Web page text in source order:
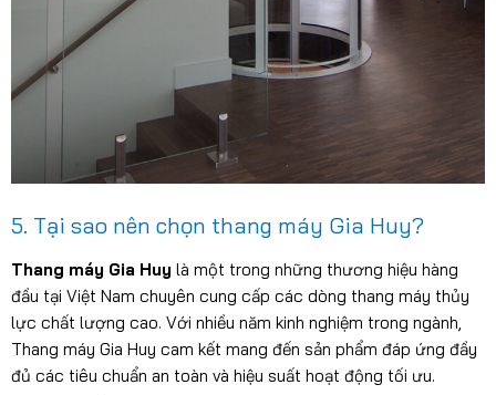
5. Tại sao nên chọn thang máy Gia Huy?
Thang máy Gia Huy là một trong những thương hiệu hàng
đầu tại Việt Nam chuyên cung cấp các dòng thang máy thủy
lực chất lượng cao. Với nhiều năm kinh nghiệm trong ngành,
Thang máy Gia Huy cam kết mang đến sản phẩm đáp ứng đầy
đủ các tiêu chuẩn an toàn và hiệu suất hoạt động tối ưu.